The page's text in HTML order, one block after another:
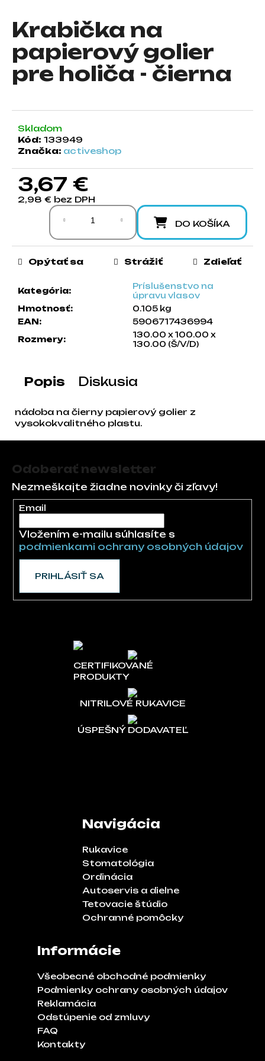
Krabička na
papierový golier
pre holiča - čierna
Skladom
Kód: 133949
Značka: activeshop
3,67 €
2,98 € bez DPH
Jednotková cena:
DO KOŠÍKA
Kategória:
Príslušenstvo na
úpravu vlasov
Hmotnosť:
0.105 kg
EAN:
5906717436994
Rozmery:
130.00 x 100.00 x
130.00 (Š/V/D)
Opýtať sa Strážiť Zdieľať
Popis Diskusia
nádoba na čierny papierový golier z
vysokokvalitného plastu.
s
ť
?
O
d
ú
č
m
e
Odoberať newsletter
Nezmeškajte žiadne novinky či zľavy!
Email
Vložením e-mailu súhlasíte s
podmienkami ochrany osobných údajov
PRIHLÁSIŤ SA
CERTIFIKOVANÉ
PRODUKTY
NITRILOVÉ RUKAVICE
ÚSPEŠNÝ DODAVATEĽ
Navigácia
Rukavice
Stomatológia
Ordinácia
Autoservis a dielne
Tetovacie štúdio
Ochranné pomôcky
Informácie
Všeobecné obchodné podmienky
Podmienky ochrany osobných údajov
Reklamácia
Odstúpenie od zmluvy
FAQ
Kontakty